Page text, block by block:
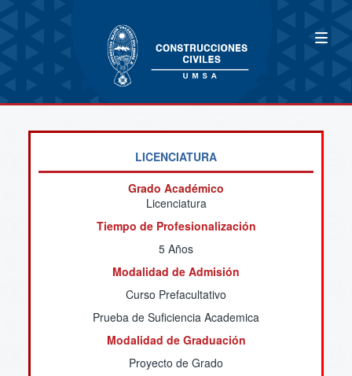
LICENCIATURA
Grado Académico
Licenciatura
Tiempo de Profesionalización
5 Años
Modalidad de Admisión
Curso Prefacultativo
Prueba de Suficiencia Academica
Modalidad de Graduación
Proyecto de Grado